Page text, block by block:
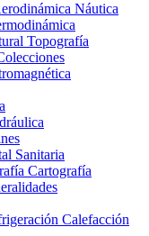
Náutica
Topografía
Sanitaria
Cartografía
Calefacción